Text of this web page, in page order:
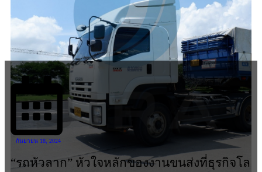
กันยายน 18, 2024
“รถหัวลาก” หัวใจหลักของงานขนส่งที่ธุรกิจโล